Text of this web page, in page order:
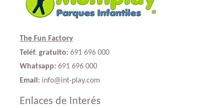
The Fun Factory
Teléf. gratuito: 691 696 000
Whatsapp: 691 696 000
Email: info@int-play.com
Enlaces de Interés